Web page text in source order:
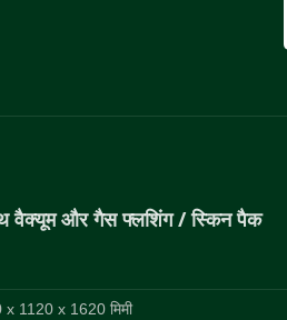
वैक्यूम और गैस फ्लशिंग / स्किन पैक
1120 x 1620 मिमी